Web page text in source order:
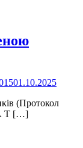
01.10.2025
(Протокол
А Т […]